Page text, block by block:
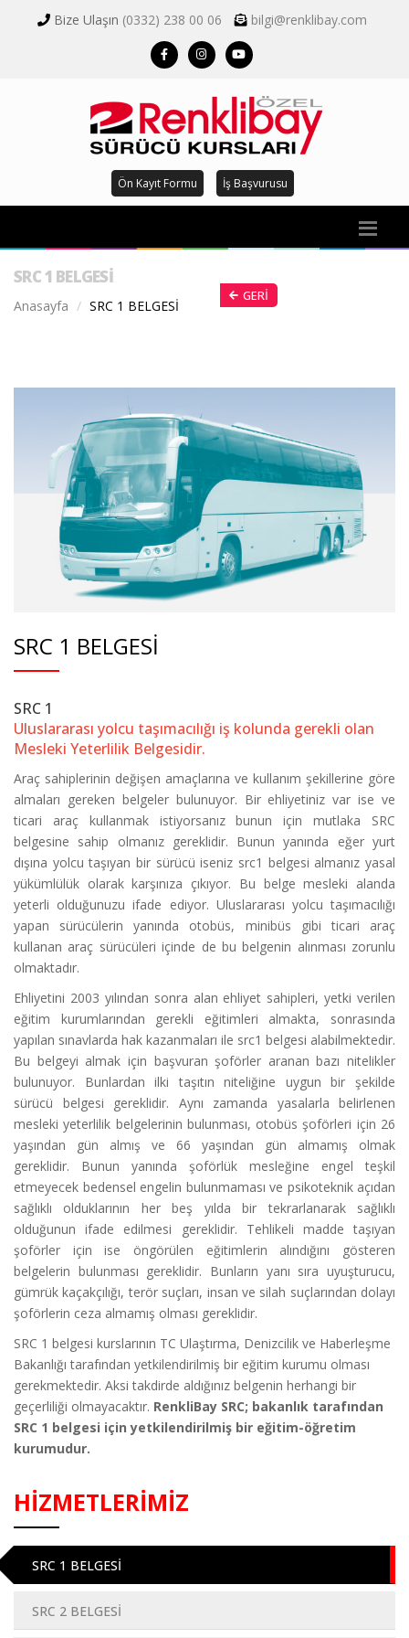
Bize Ulaşın (0332) 238 00 06 bilgi@renklibay.com
Ön Kayıt Formu İş Başvurusu
SRC 1 BELGESİ
Anasayfa SRC 1 BELGESİ
GERI
SRC 1 BELGESİ
SRC 1
Uluslararası yolcu taşımacılığı iş kolunda gerekli olan
Mesleki Yeterlilik Belgesidir.
Araç sahiplerinin değişen amaçlarına ve kullanım şekillerine göre
almaları gereken belgeler bulunuyor. Bir ehliyetiniz var ise ve
ticari araç kullanmak istiyorsanız bunun için mutlaka SRC
belgesine sahip olmanız gereklidir. Bunun yanında eğer yurt
dışına yolcu taşıyan bir sürücü iseniz src1 belgesi almanız yasal
yükümlülük olarak karşınıza çıkıyor. Bu belge mesleki alanda
yeterli olduğunuzu ifade ediyor. Uluslararası yolcu taşımacılığı
yapan sürücülerin yanında otobüs, minibüs gibi ticari araç
kullanan araç sürücüleri içinde de bu belgenin alınması zorunlu
olmaktadır.
Ehliyetini 2003 yılından sonra alan ehliyet sahipleri, yetki verilen
eğitim kurumlarından gerekli eğitimleri almakta, sonrasında
yapılan sınavlarda hak kazanmaları ile src1 belgesi alabilmektedir.
Bu belgeyi almak için başvuran şoförler aranan bazı nitelikler
bulunuyor. Bunlardan ilki taşıtın niteliğine uygun bir şekilde
sürücü belgesi gereklidir. Aynı zamanda yasalarla belirlenen
mesleki yeterlilik belgelerinin bulunması, otobüs şoförleri için 26
yaşından gün almış ve 66 yaşından gün almamış olmak
gereklidir. Bunun yanında şoförlük mesleğine engel teşkil
etmeyecek bedensel engelin bulunmaması ve psikoteknik açıdan
sağlıklı olduklarının her beş yılda bir tekrarlanarak sağlıklı
olduğunun ifade edilmesi gereklidir. Tehlikeli madde taşıyan
şoförler için ise öngörülen eğitimlerin alındığını gösteren
belgelerin bulunması gereklidir. Bunların yanı sıra uyuşturucu,
gümrük kaçakçılığı, terör suçları, insan ve silah suçlarından dolayı
şoförlerin ceza almamış olması gereklidir.
SRC 1 belgesi kurslarının TC Ulaştırma, Denizcilik ve Haberleşme
Bakanlığı tarafından yetkilendirilmiş bir eğitim kurumu olması
gerekmektedir. Aksi takdirde aldığınız belgenin herhangi bir
geçerliliği olmayacaktır. RenkliBay SRC; bakanlık tarafından
SRC 1 belgesi için yetkilendirilmiş bir eğitim-öğretim
kurumudur.
HİZMETLERİMİZ
SRC 1 BELGESİ
SRC 2 BELGESİ